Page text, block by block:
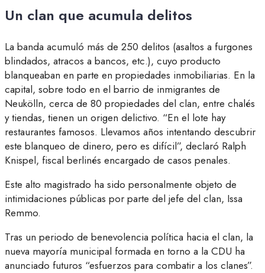
Un clan que acumula delitos
La banda acumuló más de 250 delitos (asaltos a furgones
blindados, atracos a bancos, etc.), cuyo producto
blanqueaban en parte en propiedades inmobiliarias. En la
capital, sobre todo en el barrio de inmigrantes de
Neukölln, cerca de 80 propiedades del clan, entre chalés
y tiendas, tienen un origen delictivo. “En el lote hay
restaurantes famosos. Llevamos años intentando descubrir
este blanqueo de dinero, pero es difícil”, declaró Ralph
Knispel, fiscal berlinés encargado de casos penales.
Este alto magistrado ha sido personalmente objeto de
intimidaciones públicas por parte del jefe del clan, Issa
Remmo.
Tras un periodo de benevolencia política hacia el clan, la
nueva mayoría municipal formada en torno a la CDU ha
anunciado futuros “esfuerzos para combatir a los clanes”.